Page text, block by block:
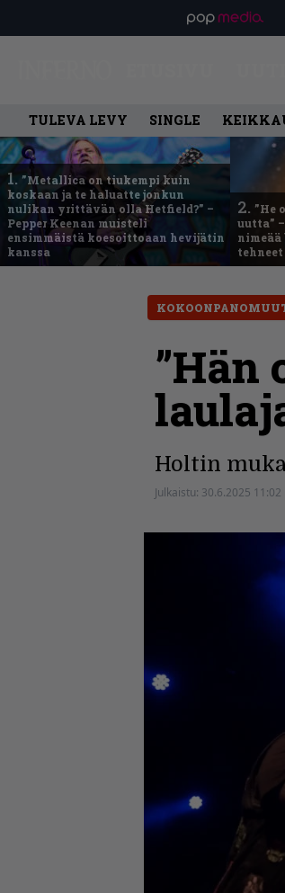
TULEVA LEVY SINGLE
1. ”Metallica on tiukempi kuin
koskaan ja te haluatte jonkun
nulikan yrittävän olla Hetfield?” –
Pepper Keenan muisteli
ensimmäistä koesoittoaan hevijätin
kanssa
2. ”He
uutta”
”Hän
Holtin
Julkaistu: 30.6.2025 11:02